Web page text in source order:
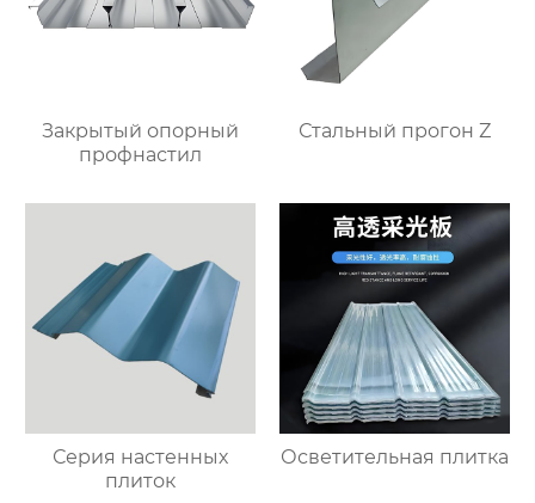
Закрытый опорный
профнастил
Стальный прогон Z
Серия настенных
плиток
Осветительная плитка